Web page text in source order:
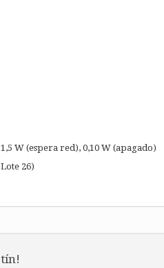
W (espera red), 0,10 W (apagado)
26)